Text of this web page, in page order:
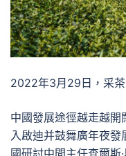
2022年3月29日，采茶
中國發展途徑越走越
入啟迪并鼓舞廣年夜
國研討中間主任查爾斯